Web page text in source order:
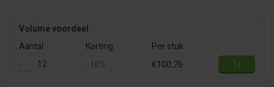
Volume voordeel
Aantal
Korting
Per stuk
12
-10% €100,76